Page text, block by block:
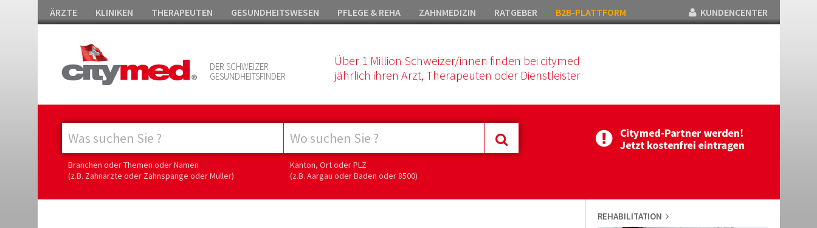
ÄRZTE KLINIKEN THERAPEUTEN GESUNDHEITSWESEN PFLEGE & REHA ZAHNMEDIZIN RATGEBER B2B-PLATTFORM KUNDENCENTER
DER SCHWEIZER
GESUNDHEITSFINDER
Über 1 Million Schweizer/innen finden bei citymed
jährlich ihren Arzt, Therapeuten oder Dienstleister
Branchen oder Themen oder Namen
(z.B. Zahnärzte oder Zahnspange oder Müller)
Kanton, Ort oder PLZ
(z.B. Aargau oder Baden oder 8500)
REHABILITATION